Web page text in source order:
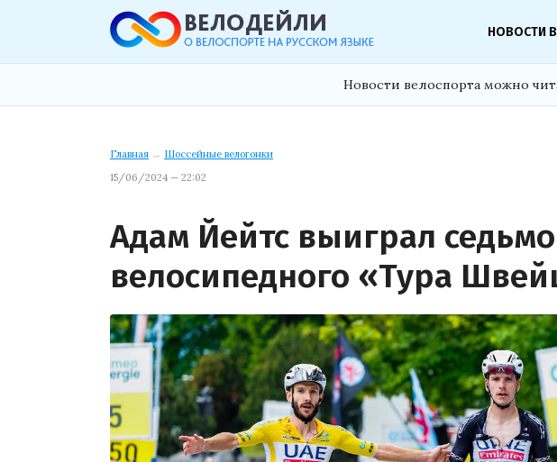
НОВОСТИ
Новости велоспорта можно
Главная → Шоссейные велогонки
15/06/2024 — 22:02
Адам Йейтс выиграл
велосипедного «Тура